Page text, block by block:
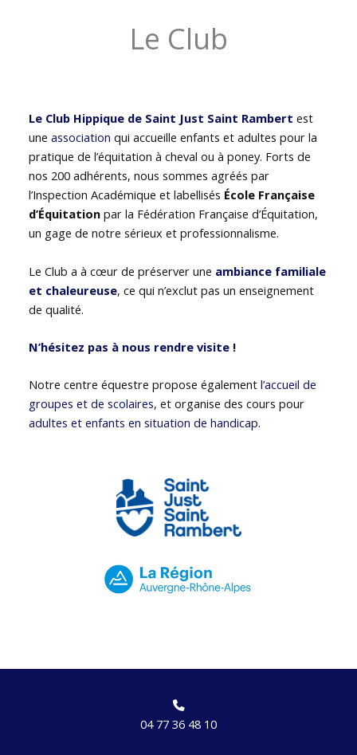
Le Club
Le Club Hippique de Saint Just Saint Rambert est
uneassociation qui accueille enfants et adultes pour la
pratique de l’équitation à cheval ou à poney. Forts de
nos 200 adhérents, nous sommes agréés par
l’Inspection Académique et labellisés École Française
d’Équitation par la Fédération Française d’Équitation,
un gage de notre sérieux et professionnalisme.
Le Club a à cœur de préserver une ambiance familiale
et chaleureuse, ce qui n’exclut pas un enseignement
de qualité.
N’hésitez pas à nous rendre visite !
Notre centre équestre propose égalementl’accueil de
groupes et de scolaires, et organise des cours pour
adultes et enfants en situation de handicap.
04 77 36 48 10